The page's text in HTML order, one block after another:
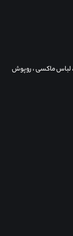
لباس ماکسی ، روپوش